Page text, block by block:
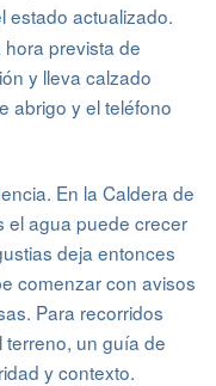
estado actualizado.
prevista de
y lleva calzado
abrigo y el teléfono
En la Caldera de
el agua puede crecer
deja entonces
comenzar con avisos
Para recorridos
un guía de
y contexto.